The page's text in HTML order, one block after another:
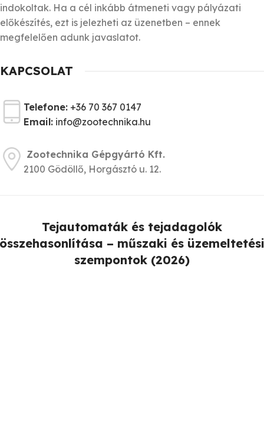
indokoltak. Ha a cél inkább átmeneti vagy pályázati
előkészítés, ezt is jelezheti az üzenetben – ennek
megfelelően adunk javaslatot.
KAPCSOLAT
Telefone: +36 70 367 0147
Email: info@zootechnika.hu
Zootechnika Gépgyártó Kft.
2100 Gödöllő, Horgásztó u. 12.
Tejautomaták és tejadagolók
összehasonlítása – műszaki és üzemeltetési
szempontok (2026)